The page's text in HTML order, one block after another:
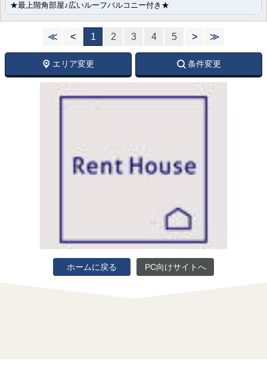
★最上階角部屋♪広いルーフバルコニー付き★
≪ < 1 2 3 4 5 > ≫
エリア変更 条件変更
ホームに戻る PC向けサイトへ